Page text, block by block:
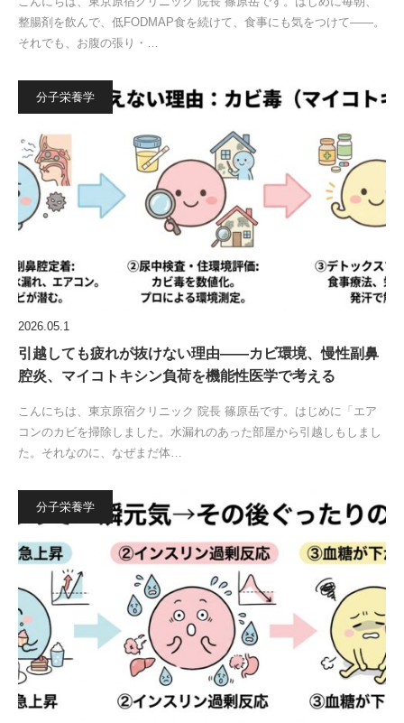
整腸剤を飲んで、低FODMAP食を続けて、食事にも気をつけて——。
それでも、お腹の張り・…
分子栄養学
2026.05.1
引越しても疲れが抜けない理由——カビ環境、慢性副鼻
腔炎、マイコトキシン負荷を機能性医学で考える
こんにちは、東京原宿クリニック 院長 篠原岳です。はじめに「エア
コンのカビを掃除しました。水漏れのあった部屋から引越しもしまし
た。それなのに、なぜまだ体…
分子栄養学